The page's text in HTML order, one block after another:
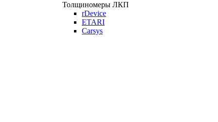
Толщиномеры ЛКП
rDevice
ETARI
Carsys